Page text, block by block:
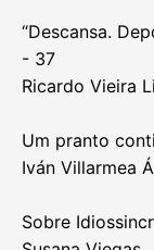
Filipa Rosário
Seguir a nossa
Ascensão e